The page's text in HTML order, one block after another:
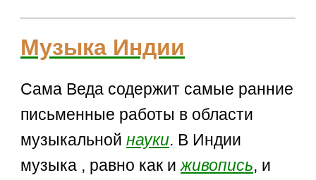
Музыка Индии
Сама Веда содержит самые ранние
письменные работы в области
музыкальнойнауки. В Индии
музыка , равно как иживопись, и